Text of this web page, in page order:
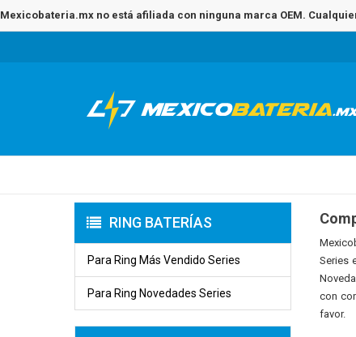
Mexicobateria.mx no está afiliada con ninguna marca OEM.
RING BATERÍAS
Para Ring Más Vendido Series
Para Ring Novedades Series
Series
con
favor.